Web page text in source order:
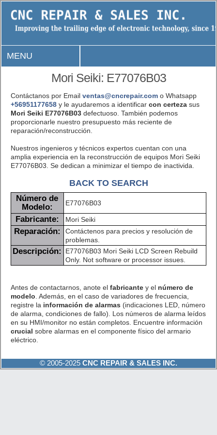
MENU
Mori Seiki: E77076B03
Contáctanos por Email ventas@cncrepair.como Whatsapp
+56951177658y le ayudaremos a identificar con certezasus
Mori Seiki E77076B03defectuoso. También podemos
proporcionarle nuestro presupuesto más reciente de
reparación/reconstrucción.
Nuestros ingenieros y técnicos expertos cuentan con una
amplia experiencia en la reconstrucción de equipos Mori Seiki
E77076B03. Se dedican a minimizar el tiempo de inactivida.
BACK TO SEARCH
Número de
Modelo:
E77076B03
Fabricante: Mori Seiki
Reparación:
Contáctenos para precios y resolución de
problemas.
Descripción:
E77076B03 Mori Seiki LCD Screen Rebuild
Only. Not software or processor issues.
Antes de contactarnos, anote el fabricantey el número de
modelo . Además, en el caso de variadores de frecuencia,
registre la información de alarmas (indicaciones LED, número
de alarma, condiciones de fallo). Los números de alarma leídos
en su HMI/monitor no están completos. Encuentre información
crucial sobre alarmas en el componente físico del armario
eléctrico.
© 2005-2025 CNC REPAIR & SALES INC.